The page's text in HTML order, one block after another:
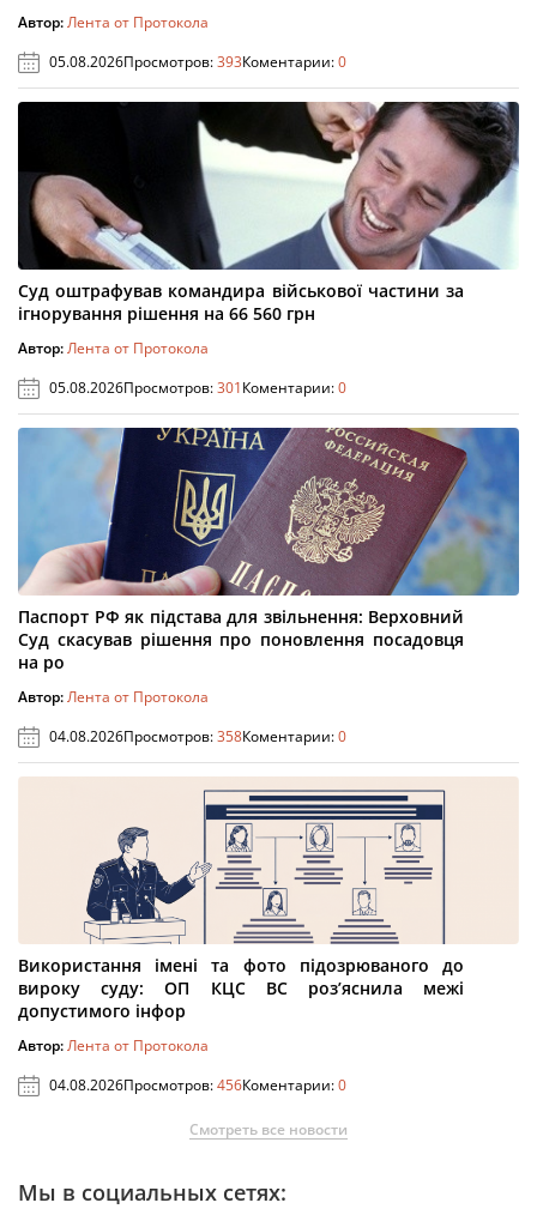
Автор:Лента от Протокола
05.08.2026Просмотров:393Коментарии:0
Суд оштрафував командира військової частини за
ігнорування рішення на 66 560 грн
Автор:Лента от Протокола
05.08.2026Просмотров:301Коментарии:0
Паспорт РФ як підстава для звільнення: Верховний
Суд скасував рішення про поновлення посадовця
на ро
Автор:Лента от Протокола
04.08.2026Просмотров:358Коментарии:0
Використання імені та фото підозрюваного до
вироку суду: ОП КЦС ВС роз’яснила межі
допустимого інфор
Автор:Лента от Протокола
04.08.2026Просмотров:456Коментарии:0
Смотреть все новости
Мы в социальных сетях: